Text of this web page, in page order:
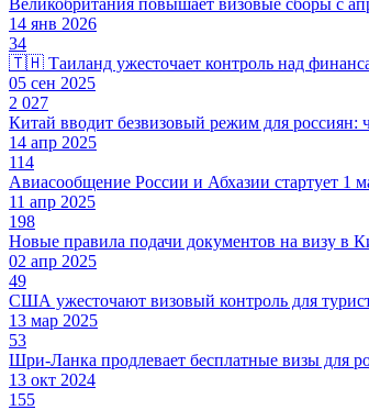
Великобритания повышает визовые сборы с
14 янв 2026
34
🇹🇭 Таиланд ужесточает контроль над
05 сен 2025
2 027
Китай вводит безвизовый режим для россиян:
14 апр 2025
114
Авиасообщение России и Абхазии стартует 1
11 апр 2025
198
Новые правила подачи документов на визу в
02 апр 2025
49
США ужесточают визовый контроль для
13 мар 2025
53
Шри-Ланка продлевает бесплатные визы для
13 окт 2024
155